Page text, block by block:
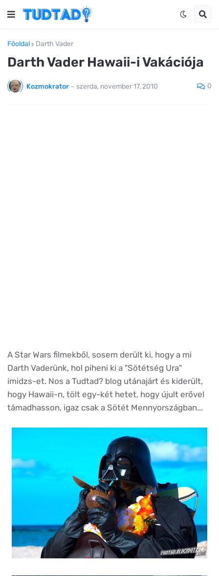
Főoldal Darth Vader
Darth Vader Hawaii-i Vakációja
Kozmokrator - szerda, november 17, 2010 0
A Star Wars filmekből, sosem derült ki, hogy a mi
Darth Vaderünk, hol piheni ki a "Sötétség Ura"
imidzs-et. Nos a Tudtad? blog utánajárt és kiderült,
hogy Hawaii-n, tölt egy-két hetet, hogy újult erővel
támadhasson, igaz csak a Sötét Mennyországban...